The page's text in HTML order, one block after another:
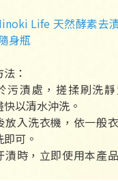
Life 天然酵素去
身瓶
：
污漬處，搓揉刷洗
以清水沖洗。
放入洗衣機，依一般
可。
漬時，立即使用本產